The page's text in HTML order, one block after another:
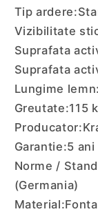
Tip ardere:
Vizibilitate
Suprafata
Suprafata
Lungime lemn:
Greutate:115
Producator:
Garantie:5 ani
Norme /
(Germania)
Material: